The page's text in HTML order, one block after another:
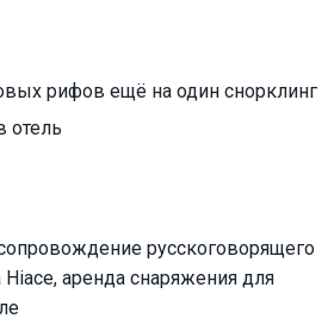
рифов ещё на один снорклинг
отель
русскоговорящего
аренда снаряжения для